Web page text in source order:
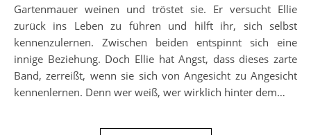
Gartenmauer weinen und tröstet sie. Er versucht Ellie
zurück ins Leben zu führen und hilft ihr, sich selbst
kennenzulernen. Zwischen beiden entspinnt sich eine
innige Beziehung. Doch Ellie hat Angst, dass dieses zarte
Band, zerreißt, wenn sie sich von Angesicht zu Angesicht
kennenlernen. Denn wer weiß, wer wirklich hinter dem…